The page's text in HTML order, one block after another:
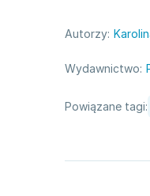
Autorzy:
Wydawnictwo:
Powiązane tagi: